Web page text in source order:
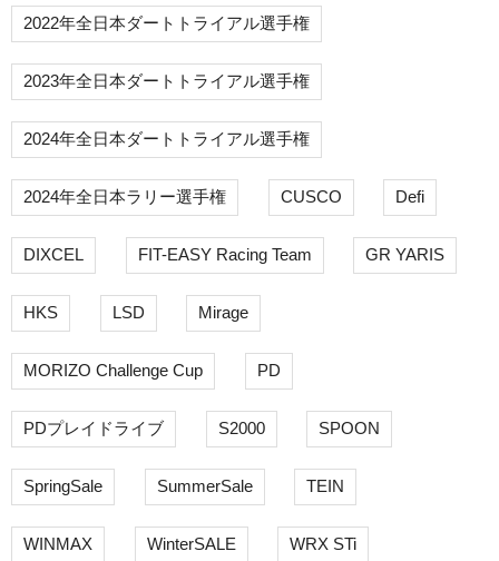
2022年全日本ダートトライアル選手権
2023年全日本ダートトライアル選手権
2024年全日本ダートトライアル選手権
2024年全日本ラリー選手権 CUSCO Defi
DIXCEL FIT-EASY Racing Team GR YARIS
HKS LSD Mirage
MORIZO Challenge Cup PD
PDプレイドライブ S2000 SPOON
SpringSale SummerSale TEIN
WINMAX WinterSALE WRX STi